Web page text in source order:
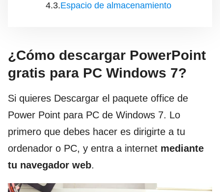
Espacio de almacenamiento
¿Cómo descargar PowerPoint
gratis para PC Windows 7?
Si quieres Descargar el paquete office de
Power Point para PC de Windows 7. Lo
primero que debes hacer es dirigirte a tu
ordenador o PC, y entra a internet mediante
tu navegador web.